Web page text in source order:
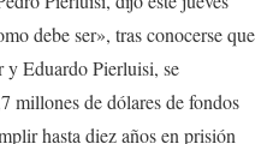
debe ser», tras conocerse que
y Eduardo Pierluisi, se
millones de dólares de fondos
hasta diez años en prisión